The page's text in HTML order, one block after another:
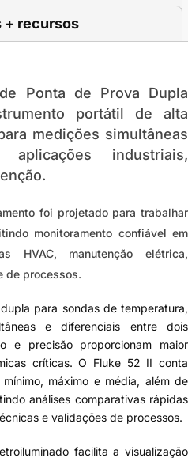
+ recursos
Ponta de Prova Dupla
portátil de alta
medições simultâneas
industriais,
foi projetado para trabalhar
monitoramento confiável em
HVAC, manutenção elétrica,
de processos.
para sondas de temperatura,
e diferenciais entre dois
e precisão proporcionam maior
críticas. O Fluke 52 II conta
máximo e média, além de
análises comparativas rápidas
e validações de processos.
facilita a visualização